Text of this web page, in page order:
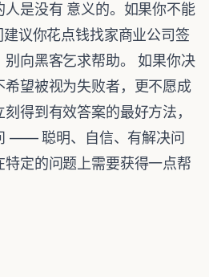
人是没有 意义的。如果你不能
议你花点钱找家商业公司签
向黑客乞求帮助。 如果你决
希望被视为失败者，更不愿成
得到有效答案的最好方法，
—— 聪明、自信、有解决问
定的问题上需要获得一点帮